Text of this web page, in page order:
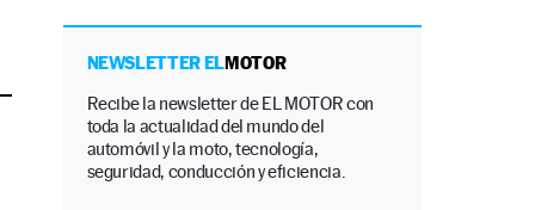
NEWSLETTER ELMOTOR
Recibe la newsletter de EL MOTOR con
toda la actualidad del mundo del
automóvil y la moto, tecnología,
seguridad, conducción y eficiencia.